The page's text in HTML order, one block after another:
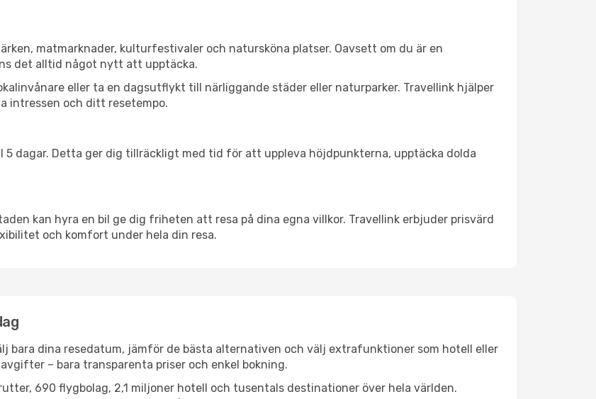
matmarknader, kulturfestivaler och natursköna platser. Oavsett om du är en
det alltid något nytt att upptäcka.
eller ta en dagsutflykt till närliggande städer eller naturparker. Travellink hjälper
intressen och ditt resetempo.
dagar. Detta ger dig tillräckligt med tid för att uppleva höjdpunkterna, upptäcka dolda
kan hyra en bil ge dig friheten att resa på dina egna villkor. Travellink erbjuder prisvärd
och komfort under hela din resa.
bara dina resedatum, jämför de bästa alternativen och välj extrafunktioner som hotell eller
– bara transparenta priser och enkel bokning.
690 flygbolag, 2,1 miljoner hotell och tusentals destinationer över hela världen.